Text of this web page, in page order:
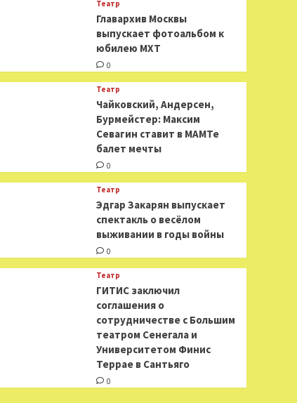
Театр
​​Главархив Москвы
выпускает фотоальбом к
юбилею МХТ
0
Театр
​​Чайковский, Андерсен,
Бурмейстер: Максим
Севагин ставит в МАМТе
балет мечты
0
Театр
Эдгар Закарян выпускает
спектакль о весёлом
выживании в годы войны
0
Театр
ГИТИС заключил
соглашения о
сотрудничестве с Большим
театром Сенегала и
Университетом Финис
Террае в Сантьяго
0